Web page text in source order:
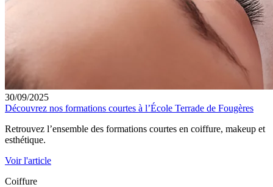
30/09/2025
Découvrez nos formations courtes à l’École Terrade de Fougères
Retrouvez l’ensemble des formations courtes en coiffure, makeup et
esthétique.
Voir l'article
Coiffure